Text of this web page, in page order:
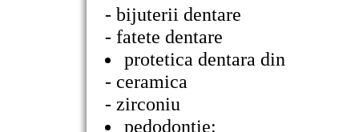
- bijuterii dentare
- fatete dentare
protetica dentara din
- ceramica
- zirconiu
pedodontie: